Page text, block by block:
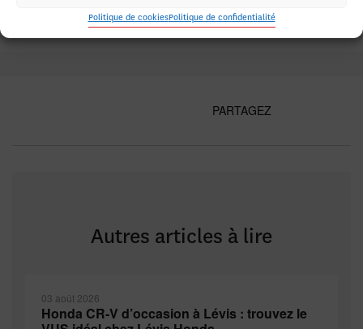
Politique de cookiesPolitique de confidentialité
PARTAGEZ
Autres articles à lire
03 août 2026
Honda CR-V d’occasion à Lévis : trouvez le